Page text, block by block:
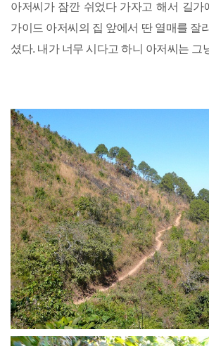
아저씨가 잠깐 쉬었다 가자고 해서 길가
가이드 아저씨의 집 앞에서 딴 열매를 잘
셨다. 내가 너무 시다고 하니 아저씨는 그